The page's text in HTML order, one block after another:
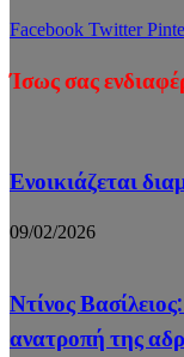
Facebook Twitter
Ίσως σας
Ενοικιάζεται
09/02/2026
Ντίνος
ανατροπή της